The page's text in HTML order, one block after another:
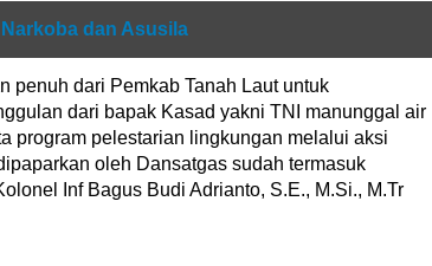
dan Asusila
penuh dari Pemkab Tanah Laut untuk
dari bapak Kasad yakni TNI manunggal air
program pelestarian lingkungan melalui aksi
oleh Dansatgas sudah termasuk
Inf Bagus Budi Adrianto, S.E., M.Si., M.Tr